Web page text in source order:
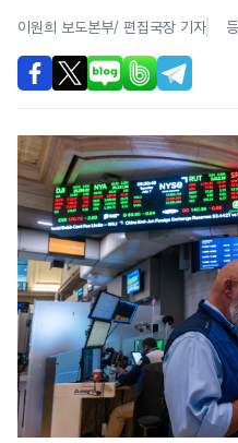
이원희 보도본부/ 편집국장 기자